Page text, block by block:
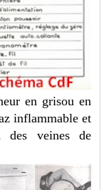
en grisou en
inflammable et
des veines de